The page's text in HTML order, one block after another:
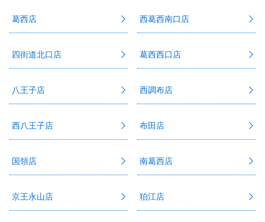
葛西店 西葛西南口店
四街道北口店 葛西西口店
八王子店 西調布店
西八王子店 布田店
国領店 南葛西店
京王永山店 狛江店